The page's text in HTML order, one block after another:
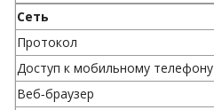
Сеть
Протокол
Доступ к мобильному телефону
Веб-браузер